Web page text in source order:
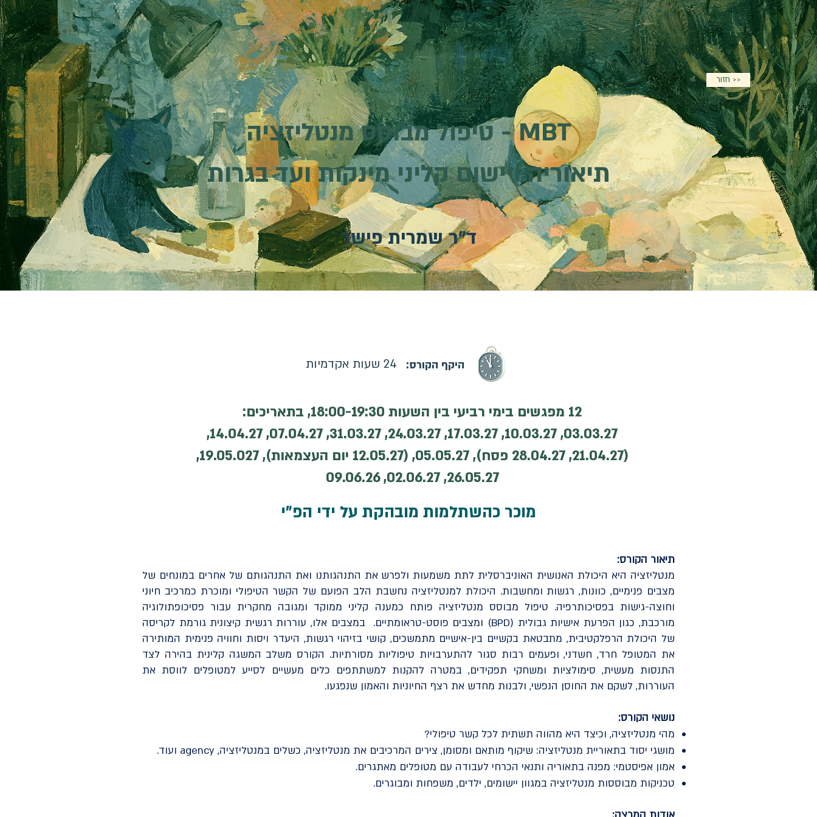
חזור >>
MBT - טיפול מבוסס מנטליזציה
תיאוריה ויישום קליני מינקות ועד בגרות
ד"ר שמרית פישר
24 שעות אקדמיות היקף הקורס:
12 מפגשים בימי רביעי בין השעות 18:00-19:30, בתאריכים:
03.03.27, 10.03.27, 17.03.27, 24.03.27, 31.03.27, 07.04.27, 14.04.27,
(21.04.27, 28.04.27 פסח), 05.05.27, (12.05.27 יום העצמאות), 19.05.027,
26.05.27, 02.06.27, 09.06.26
מוכר כהשתלמות מובהקת על ידי הפ"י
תיאור הקורס:
מנטליזציה היא היכולת האנושית האוניברסלית לתת משמעות ולפרש את התנהגותנו ואת התנהגותם של אחרים במונחים של
מצבים פנימיים, כוונות, רגשות ומחשבות. היכולת למנטליזציה נחשבת הלב הפועם של הקשר הטיפולי ומוכרת כמרכיב חיוני
וחוצה-גישות בפסיכותרפיה. טיפול מבוסס מנטליזציה פותח כמענה קליני ממוקד ומגובה מחקרית עבור פסיכופתולוגיה
מורכבת, כגון הפרעת אישיות גבולית (BPD) ומצבים פוסט-טראומתיים. במצבים אלו, עוררות רגשית קיצונית גורמת לקריסה
של היכולת הרפלקטיבית, מתבטאת בקשיים בין-אישיים מתמשכים, קושי בזיהוי רגשות, היעדר ויסות וחוויה פנימית המותירה
את המטופל חרד, חשדני, ופעמים רבות סגור להתערבויות טיפוליות מסורתיות. הקורס משלב המשגה קלינית בהירה לצד
התנסות מעשית, סימולציות ומשחקי תפקידים, במטרה להקנות למשתתפים כלים מעשיים לסייע למטופלים לווסת את
העוררות, לשקם את החוסן הנפשי, ולבנות מחדש את רצף החיוניות והאמון שנפגעו.
נושאי הקורס:
מהי מנטליזציה, וכיצד היא מהווה תשתית לכל קשר טיפולי?
מושגי יסוד בתאוריית מנטליזציה: שיקוף מותאם ומסומן, צירים המרכיבים את מנטליזציה, כשלים במנטליזציה, agency ועוד.
אמון אפיסטמי: מפנה בתאוריה ותנאי הכרחי לעבודה עם מטופלים מאתגרים.
טכניקות מבוססות מנטליזציה במגוון יישומים, ילדים, משפחות ומבוגרים.